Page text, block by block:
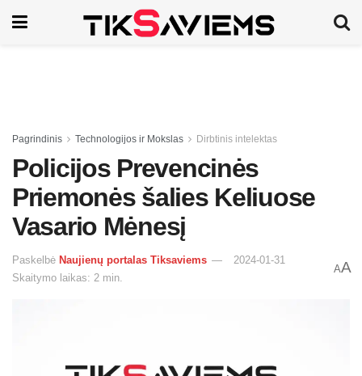
Pagrindinis Technologijos ir Mokslas Dirbtinis intelektas
Policijos Prevencinės
Priemonės šalies Keliuose
Vasario Mėnesį
Paskelbė Naujienų portalas Tiksaviems
2024-01-31
Skaitymo laikas: 2 min.
AA